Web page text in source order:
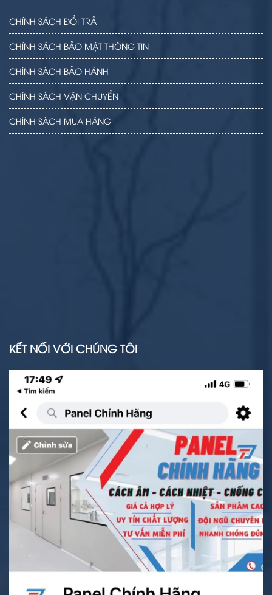
CHÍNH SÁCH ĐỔI TRẢ
CHÍNH SÁCH BẢO MẬT THÔNG TIN
CHÍNH SÁCH BẢO HÀNH
CHÍNH SÁCH VẬN CHUYỂN
CHÍNH SÁCH MUA HÀNG
KẾT NỐI VỚI CHÚNG TÔI